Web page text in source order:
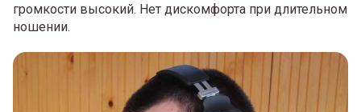
громкости высокий. Нет дискомфорта при длительном
ношении.